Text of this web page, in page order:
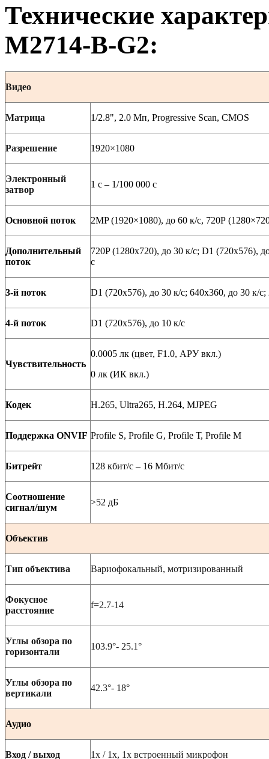
Технические
M2714-B-G2:
Видео
Матрица 1/2.8", 2.0 Мп, Progressive Scan, CMOS
Разрешение 1920×1080
Электронный
затвор
1 с – 1/100 000 c
Основной поток 2MP (1920×1080), до 60 к/с, 720Р
Дополнительный
поток
720P (1280х720), до 30 к/с; D1 (720х576),
с
3-й поток D1 (720х576), до 30 к/с; 640х360, до 30 к/с;
4-й поток D1 (720х576), до 10 к/с
Чувствительность
0.0005 лк (цвет, F1.0, АРУ вкл.)
0 лк (ИК вкл.)
Кодек H.265, Ultra265, H.264, MJPEG
Поддержка ONVIF Profile S, Profile G, Profile Т, Profile M
Битрейт 128 кбит/с – 16 Мбит/с
Соотношение
сигнал/шум
>52 дБ
Объектив
Тип объектива Вариофокальный, мотризированный
Фокусное
расстояние
f=2.7-14
Углы обзора по
горизонтали
103.9°- 25.1°
Углы обзора по
вертикали
42.3°- 18°
Аудио
Вход / выход 1х / 1х, 1х встроенный микрофон